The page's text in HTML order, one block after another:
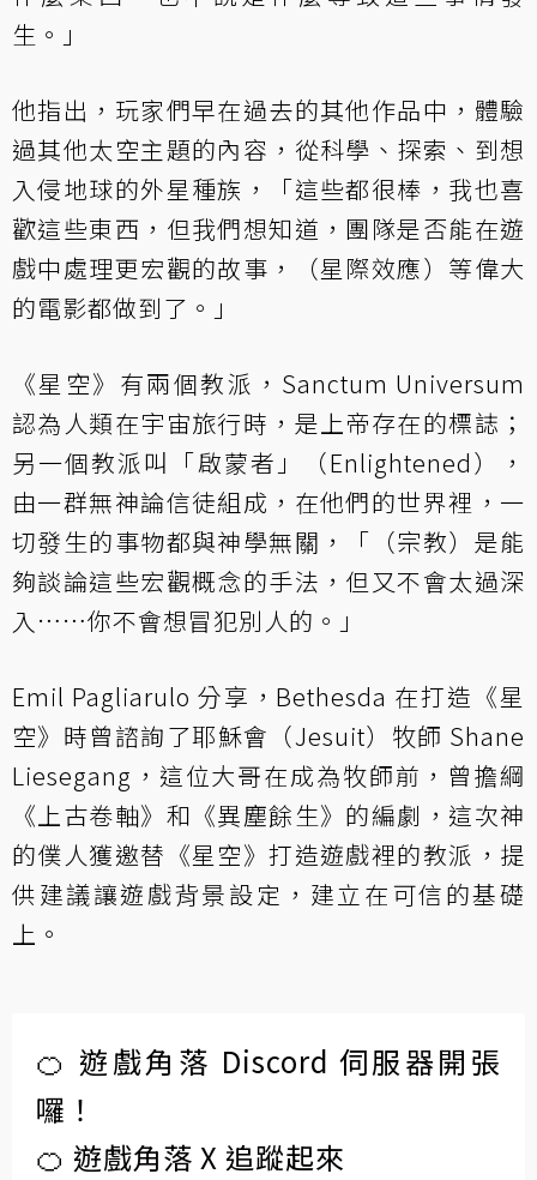
生。」
他指出，玩家們早在過去的其他作品中，體驗
過其他太空主題的內容，從科學、探索、到想
入侵地球的外星種族，「這些都很棒，我也喜
歡這些東西，但我們想知道，團隊是否能在遊
戲中處理更宏觀的故事，（星際效應）等偉大
的電影都做到了。」
《星空》有兩個教派，Sanctum Universum
認為人類在宇宙旅行時，是上帝存在的標誌；
另一個教派叫「啟蒙者」（Enlightened），
由一群無神論信徒組成，在他們的世界裡，一
切發生的事物都與神學無關，「（宗教）是能
夠談論這些宏觀概念的手法，但又不會太過深
入……你不會想冒犯別人的。」
Emil Pagliarulo 分享，Bethesda 在打造《星
空》時曾諮詢了耶穌會（Jesuit）牧師 Shane
Liesegang，這位大哥在成為牧師前，曾擔綱
《上古卷軸》和《異塵餘生》的編劇，這次神
的僕人獲邀替《星空》打造遊戲裡的教派，提
供建議讓遊戲背景設定，建立在可信的基礎
上。
🍊 遊戲角落 Discord 伺服器開張
囉！
🍊 遊戲角落 X 追蹤起來